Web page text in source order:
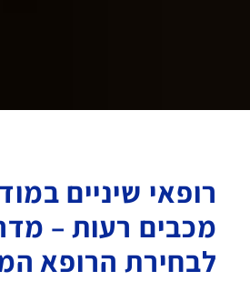
רופאי שיניים
מכבים רעות –
לבחירת הרופא